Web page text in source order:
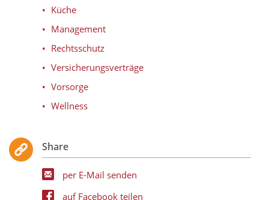
Küche
Management
Rechtsschutz
Versicherungsverträge
Vorsorge
Wellness
Share
per E-Mail senden
auf Facebook teilen